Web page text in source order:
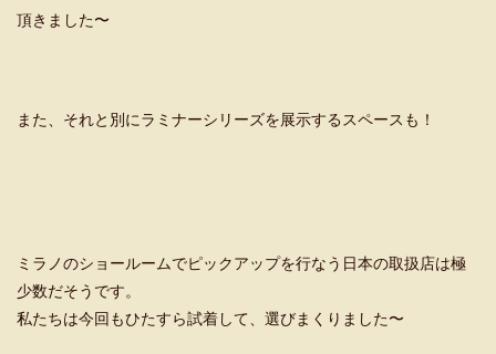
頂きました〜
また、それと別にラミナーシリーズを展示するスペースも！
ミラノのショールームでピックアップを行なう日本の取扱店は極
少数だそうです。
私たちは今回もひたすら試着して、選びまくりました〜